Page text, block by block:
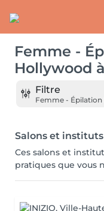
Femme -
Hollywood à
Filtre
Femme -
Salons et
Ces salons et
pratiques que vous